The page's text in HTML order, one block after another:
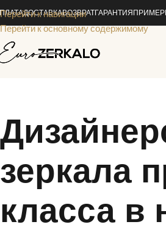
Перейти к навигации
Перейти к основному содержимому
ДОСТАВКАВОЗВРАТГАРАНТИЯ
зеркала
класса в